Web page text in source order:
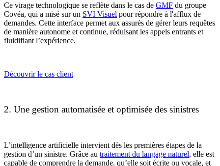
Ce virage technologique se reflète dans le cas de GMF du groupe
Covéa, qui a misé sur un SVI Visuel pour répondre à l'afflux de
demandes. Cette interface permet aux assurés de gérer leurs requêtes
de manière autonome et continue, réduisant les appels entrants et
fluidifiant l’expérience.
Découvrir le cas client
2. Une gestion automatisée et optimisée des sinistres
L’intelligence artificielle intervient dès les premières étapes de la
gestion d’un sinistre. Grâce au traitement du langage naturel, elle est
capable de comprendre la demande, qu’elle soit écrite ou vocale, et